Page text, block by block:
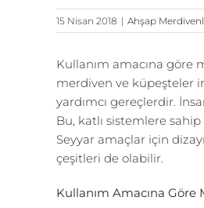
15 Nisan 2018 | Ahşap
Kullanım amacına göre
merdiven ve küpeşteler
yardımcı gereçlerdir.
Bu, katlı sistemlere
Seyyar amaçlar için
çeşitleri de olabilir.
Kullanım Amacına